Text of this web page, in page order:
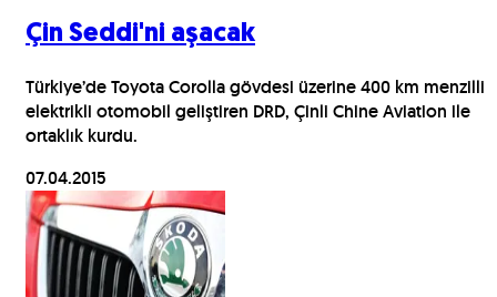
Çin Seddi'ni aşacak
Türkiye’de Toyota Corolla gövdesi üzerine 400 km menzilli
elektrikli otomobil geliştiren DRD, Çinli Chine Aviation ile
ortaklık kurdu.
07.04.2015